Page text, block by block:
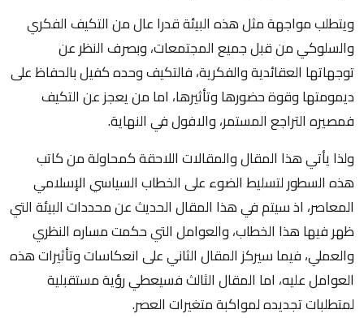
ويتطلب مواجهة مثل هذه البيئة قدرا عال من التكيف الفكري
والسلوكي من قبل جميع المجتمعات، وبصرف النظر عن
توجهاتها العقائدية والفكرية، فالتكيف وحده كفيل بالحفاظ على
ديمومتها وقوة حضورها وتأثيرها، اما من يعجز عن التكيف
فمصيره التراجع المستمر، والافول في النهاية.
ولذا يأتي هذا المقال والمقالات اللاحقة كمحاولة من كاتب
هذه السطور لتسليط الضوء على الخطاب السياسي الإسلامي
المعاصر، اذ سيتم في هذا المقال الحديث عن محددات البيئة التي
ظهر فيها هذا الخطاب، والعوامل التي حكمت مساره النظري
والعملي، فيما سيركز المقال الثاني على انعكاسات وتأثيرات هذه
العوامل عليه، اما المقال الثالث فسيعطي رؤية مستقبلية
لمتطلبات تجديده لمواكبة متغيرات العصر.